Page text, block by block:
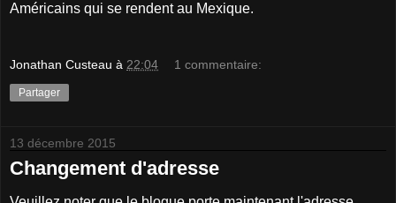
Américains qui se rendent au Mexique.
Jonathan Custeau à 22:04 1 commentaire:
Partager
13 décembre 2015
Changement d'adresse